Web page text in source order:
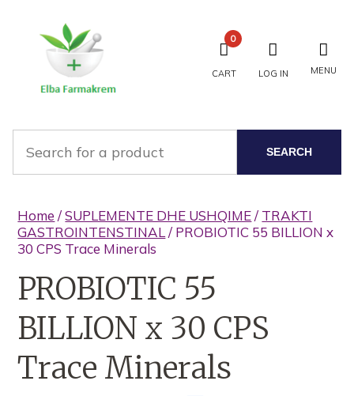
CART
0
LOG IN MENU
SEARCH
Home /SUPLEMENTE DHE USHQIME/ TRAKTI
GASTROINTENSTINAL/ PROBIOTIC 55 BILLION x
30 CPS Trace Minerals
PROBIOTIC 55
BILLION x 30 CPS
Trace Minerals